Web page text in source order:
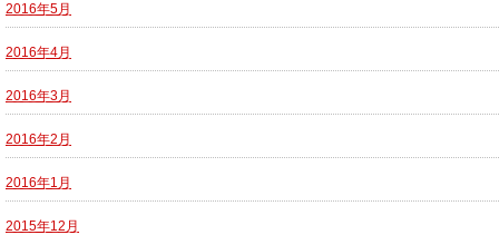
2016年5月
2016年4月
2016年3月
2016年2月
2016年1月
2015年12月